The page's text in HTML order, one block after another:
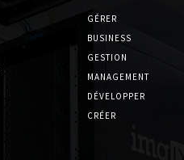
GÉRER
BUSINESS
GESTION
MANAGEMENT
DÉVELOPPER
CRÉER